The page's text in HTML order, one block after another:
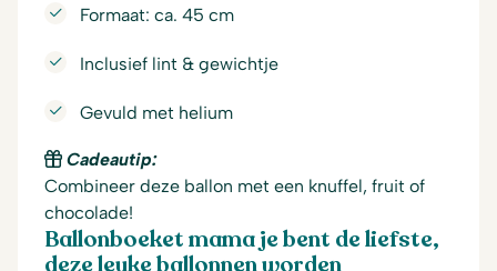
Formaat: ca. 45 cm
Inclusief lint & gewichtje
Gevuld met helium
Cadeautip:
Combineer deze ballon met een knuffel, fruit of
chocolade!
Ballonboeket mama je bent de liefste,
deze leuke ballonnen worden